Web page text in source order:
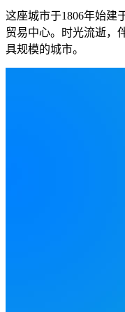
这座城市于1806年始建
贸易中心。时光流逝，
具规模的城市。